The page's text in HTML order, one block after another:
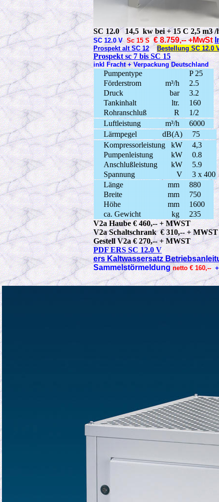
SC 12.0 14,5 kw bei + 15 C 2,5 m3
SC 12.0 V Sc 15 S € 8.759,-- +MwSt
Prospekt alt SC 12 Bestellung SC 12.0
Prospekt sc 7 bis SC 15
inkl Fracht + Verpackung Deutschland
Pumpentype
P 25
Förderstrom
m³/h
2.5
Druck
bar
3.2
Tankinhalt
ltr.
160
Rohranschluß
R
1/2
Luftleistung
m³/h
6000
Lärmpegel
dB(A)
75
Kompressorleistung
kW
4,3
Pumpenleistung
kW
0.8
Anschlußleistung
kW
5.9
Spannung
V
3 x 400
Länge
mm
880
Breite
mm
750
Höhe
mm
1600
ca. Gewicht
kg
235
V2a Haube € 460,-- + MWST
V2a Schaltschrank € 310,-- + MWST
Gestell V2a € 270,-- + MWST
PDF ERS SC 12.0 V
ers Kaltwassersatz
Sammelstörmeldungnetto€ 160,--+